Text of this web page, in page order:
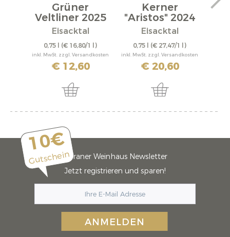
Grüner
Veltliner 2025
Eisacktal
0,75 l (€ 16,80/1 l)
inkl. MwSt. zzgl. Versandkosten
€ 12,60
Kerner
"Aristos" 2024
Eisacktal
0,75 l (€ 27,47/1 l)
inkl. MwSt. zzgl. Versandkosten
€ 20,60
10€
GutscheinMeraner Weinhaus Newsletter
Jetzt registrieren und sparen!
ANMELDEN